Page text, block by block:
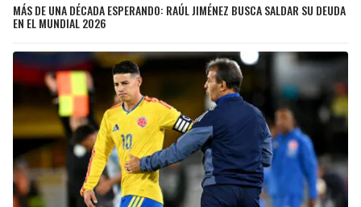
MÁS DE UNA DÉCADA ESPERANDO: RAÚL JIMÉNEZ BUSCA SALDAR SU DEUDA
EN EL MUNDIAL 2026